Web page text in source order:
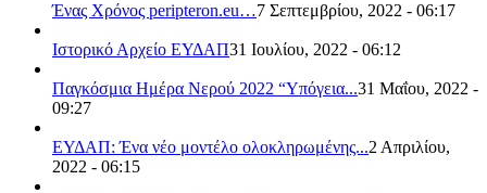
Ένας Χρόνος peripteron.eu…7 Σεπτεμβρίου, 2022 - 06:17
Ιστορικό Αρχείο ΕΥΔΑΠ31 Ιουλίου, 2022 - 06:12
Παγκόσμια Ημέρα Νερού 2022 “Υπόγεια...31 Μαΐου, 2022 -
09:27
ΕΥΔΑΠ: Ένα νέο μοντέλο ολοκληρωμένης...2 Απριλίου,
2022 - 06:15